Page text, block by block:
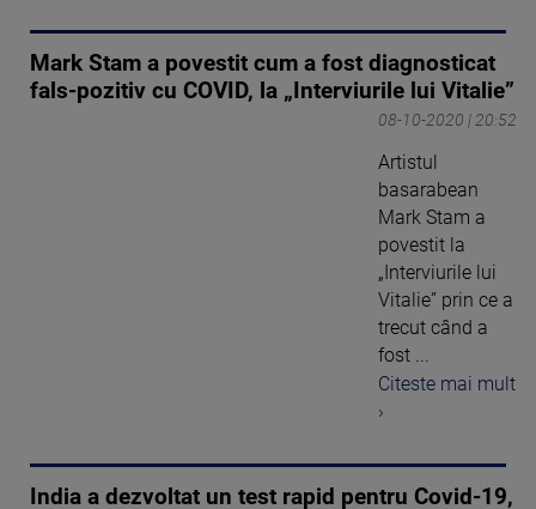
Mark Stam a povestit cum a fost diagnosticat
fals-pozitiv cu COVID, la „Interviurile lui Vitalie”
08-10-2020 | 20:52
Artistul
basarabean
Mark Stam a
povestit la
„Interviurile lui
Vitalie” prin ce a
trecut când a
fost ...
Citeste mai mult
›
India a dezvoltat un test rapid pentru Covid-19,